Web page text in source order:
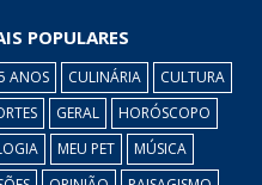
POPULARES
ANOS CULINÁRIA
CULTURA
GERAL
HORÓSCOPO
MEU PET
MÚSICA